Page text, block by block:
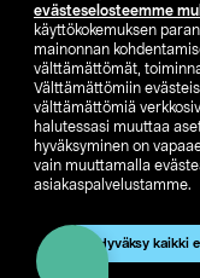
evästeselosteemme
käyttökokemuksen
mainonnan
välttämättömät,
Välttämättömiin
välttämättömiä
halutessasi muuttaa
hyväksyminen on
vain muuttamalla
asiakaspalvelustamme.
Hyväksy kaikki